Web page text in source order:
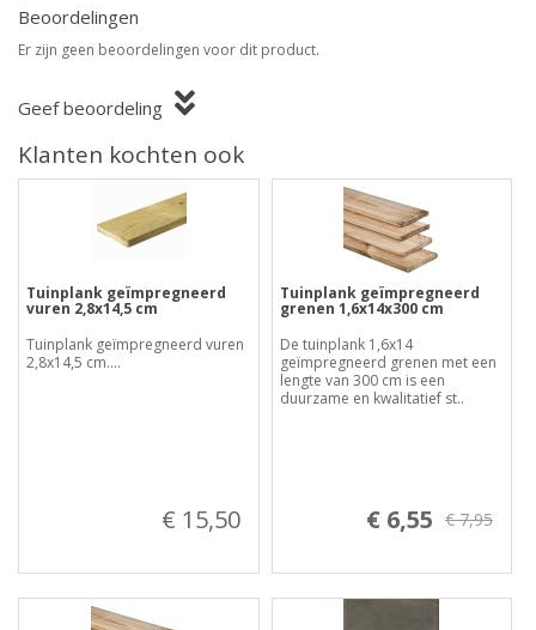
Beoordelingen
Er zijn geen beoordelingen voor dit product.
Geef beoordeling
Klanten kochten ook
Tuinplank geïmpregneerd
vuren 2,8x14,5 cm
Tuinplank geïmpregneerd vuren
2,8x14,5 cm....
€ 15,50
Tuinplank geïmpregneerd
grenen 1,6x14x300 cm
De tuinplank 1,6x14
geïmpregneerd grenen met een
lengte van 300 cm is een
duurzame en kwalitatief st..
€ 6,55 € 7,95